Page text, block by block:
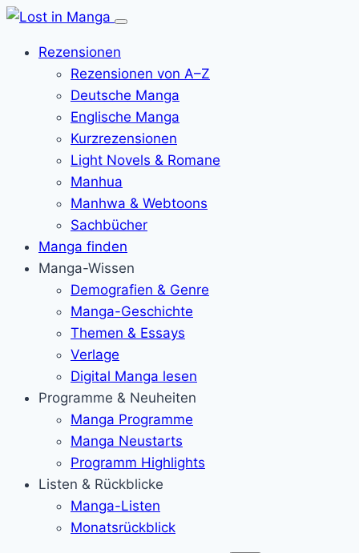
Menü
Rezensionen
Rezensionen von A–Z
Deutsche Manga
Englische Manga
Kurzrezensionen
Light Novels & Romane
Manhua
Manhwa & Webtoons
Sachbücher
Manga finden
Manga-Wissen
Demografien & Genre
Manga-Geschichte
Themen & Essays
Verlage
Digital Manga lesen
Programme & Neuheiten
Manga Programme
Manga Neustarts
Programm Highlights
Listen & Rückblicke
Manga-Listen
Monatsrückblick